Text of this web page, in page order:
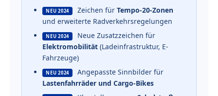
NEU 2024 Zeichen fürTempo-20-Zonen
und erweiterte Radverkehrsregelungen
NEU 2024
Neue Zusatzzeichen für
Elektromobilität (Ladeinfrastruktur, E-
Fahrzeuge)
NEU 2024
Angepasste Sinnbilder für
Lastenfahrräder und Cargo-Bikes